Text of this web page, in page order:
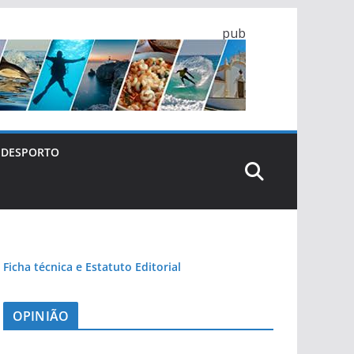
pub
DESPORTO
Ficha técnica e Estatuto Editorial
OPINIÃO